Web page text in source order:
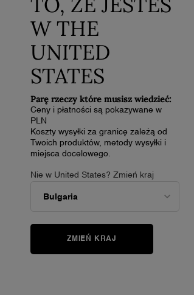
O Lancôme
90 Lat Lancôme
Nasze Oferty
Zapisz się do
Data urodzenia
Zaznacz poniższe
wiadomości
Warszawie (00-844)
produktów i usług
poniżej kanałów
W THE
UNITED
STATES
Parę rzeczy które musisz wiedzieć:
Ceny i płatności są pokazywane w
PLN
Koszty wysyłki za granicę zależą od
Twoich produktów, metody wysyłki i
miejsca docelowego.
Nie w United States? Zmień kraj
ZMIEŃ KRAJ